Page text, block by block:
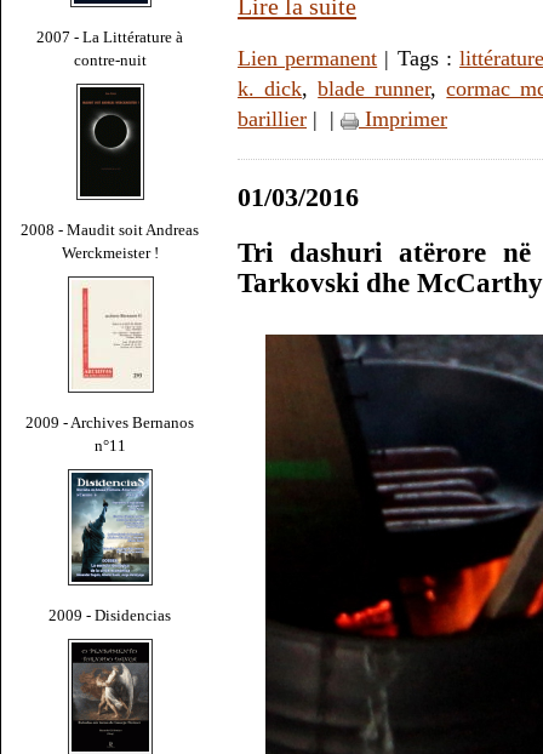
2007 - La Littérature à
contre-nuit
2008 - Maudit soit Andreas
Werckmeister !
2009 - Archives Bernanos
n°11
2009 - Disidencias
Lire la suite
Lien permanent | Tags :
k. dick,blade runner,cormac
barillier | | Imprimer
01/03/2016
Tri dashuri atërore
Tarkovski dhe McCarthy